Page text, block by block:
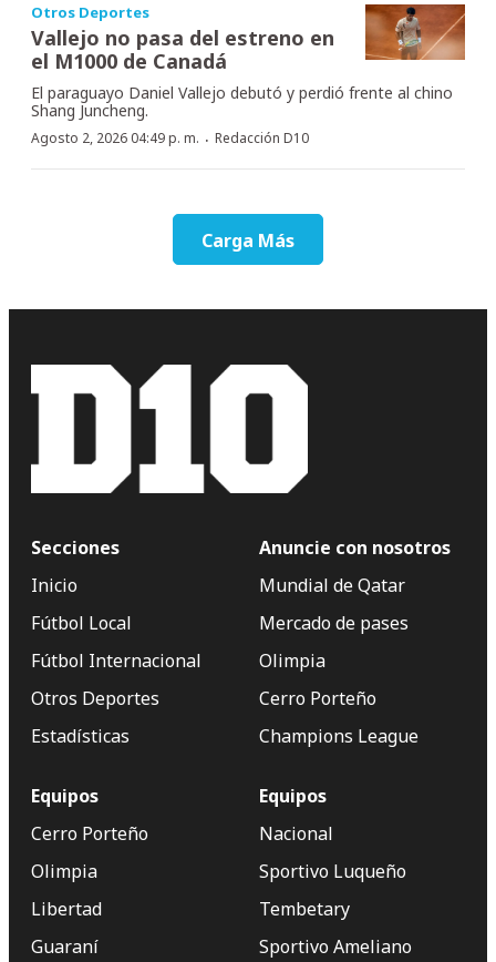
Otros Deportes
Vallejo no pasa del estreno en
el M1000 de Canadá
El paraguayo Daniel Vallejo debutó y perdió frente al chino
Shang Juncheng.
Agosto 2, 2026 04:49 p. m. · Redacción D10
Carga Más
Secciones
Inicio
Fútbol Local
Fútbol Internacional
Otros Deportes
Estadísticas
Anuncie con nosotros
Mundial de Qatar
Mercado de pases
Olimpia
Cerro Porteño
Champions League
Equipos
Cerro Porteño
Olimpia
Libertad
Guaraní
Equipos
Nacional
Sportivo Luqueño
Tembetary
Sportivo Ameliano